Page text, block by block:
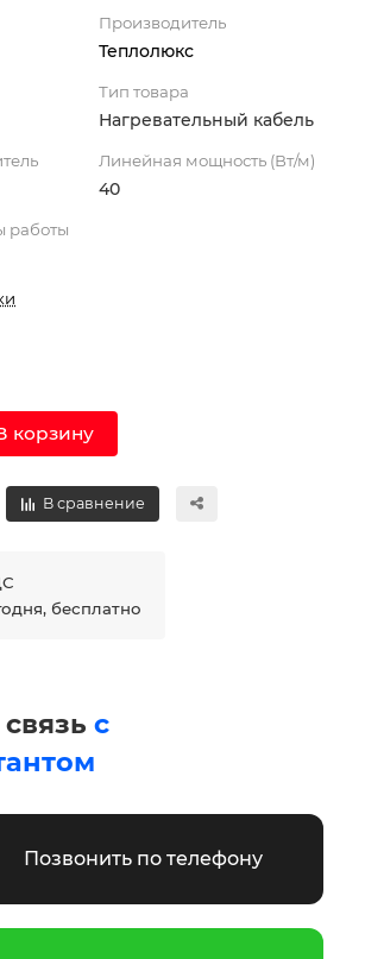
Производитель
Теплолюкс
Тип товара
Нагревательный кабель
Линейная мощность (Вт/м)
40
работы
корзину
В сравнение
бесплатно
с
Позвонить по телефону